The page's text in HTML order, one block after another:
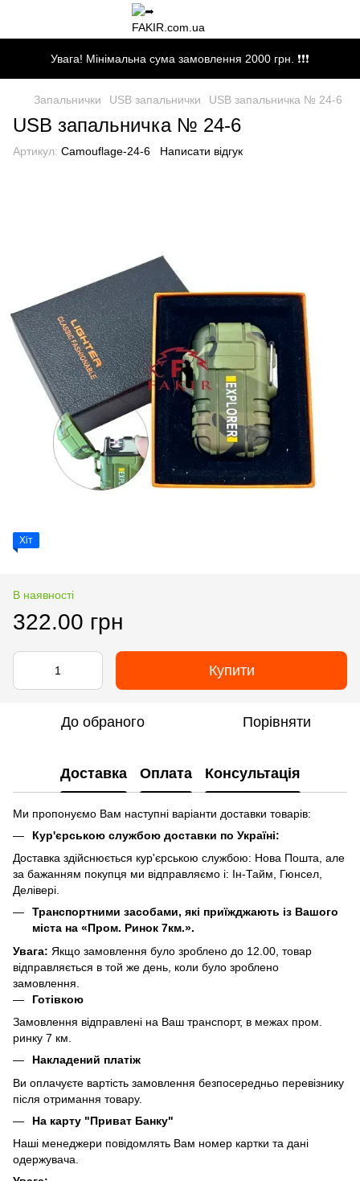
Увага! Мінімальна сума замовлення 2000 грн. ❗❗❗
Запальнички USB запальнички USB запальничка № 24-6
USB запальничка № 24-6
Артикул: Camouflage-24-6 Написати відгук
Хіт
В наявності
322.00 грн
Купити
До обраного Порівняти
Доставка Оплата Консультація
Ми пропонуємо Вам наступні варіанти доставки товарів:
Кур'єрською службою доставки по Україні:
Доставка здійснюється кур'єрською службою: Нова Пошта, але
за бажанням покупця ми відправляємо і: Ін-Тайм, Гюнсел,
Делівері.
Транспортними засобами, які приїжджають із Вашого
міста на «Пром. Ринок 7км.».
Увага: Якщо замовлення було зроблено до 12.00, товар
відправляється в той же день, коли було зроблено
замовлення.
Готівкою
Замовлення відправлені на Ваш транспорт, в межах пром.
ринку 7 км.
Накладений платіж
Ви оплачуєте вартість замовлення безпосередньо перевізнику
після отримання товару.
На карту "Приват Банку"
Наші менеджери повідомлять Вам номер картки та дані
одержувача.